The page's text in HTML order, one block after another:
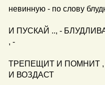
невинную - по слову
И ПУСКАЙ .., -
, -
ТРЕПЕЩИТ И ПОМНИТ
И ВОЗДАСТ